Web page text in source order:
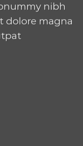
nibh
dolore magna